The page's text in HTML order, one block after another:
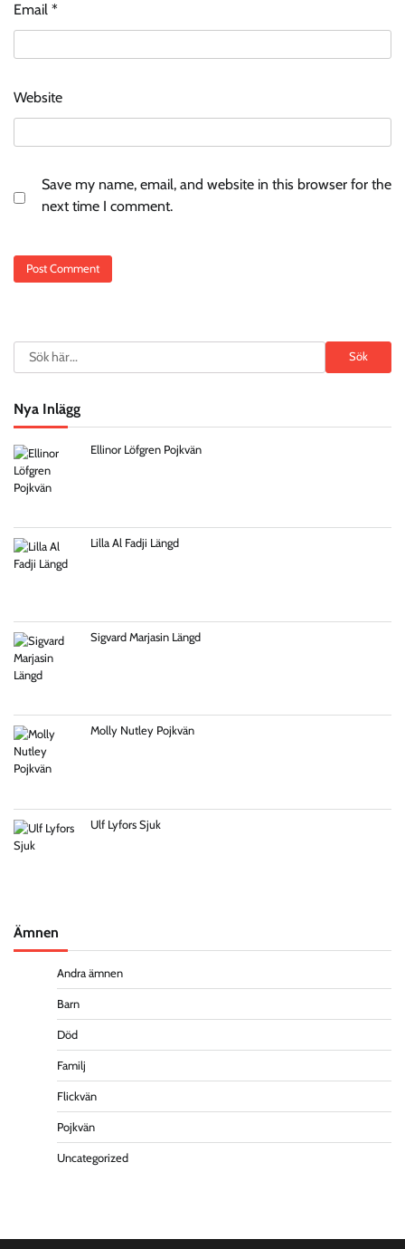
Email *
Website
Save my name, email, and website in this browser for the
next time I comment.
Search Sök
Nya Inlägg
Ellinor Löfgren Pojkvän
Lilla Al Fadji Längd
Sigvard Marjasin Längd
Molly Nutley Pojkvän
Ulf Lyfors Sjuk
Ämnen
Andra ämnen
Barn
Död
Familj
Flickvän
Pojkvän
Uncategorized